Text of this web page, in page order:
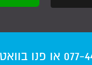
077- או פנו